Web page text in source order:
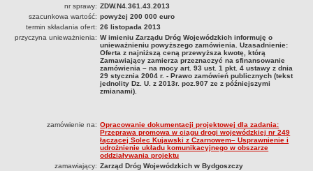
Oświadczenie o zrzeczeniu się prawa do odwołania
DOSTĘP DO INFORMACJI PUBLICZNYCH
SPRAWOZDANIA FINANSOWE
za 2024
PLATFORMA ZAKUPOWA / E-ZAMÓWIENIA / PLATFORMA ZAKUPOWA
nr sprawy: ZDW.N4.361.43.2013
szacunkowa wartość: powyżej 200 000 euro
termin składania ofert: 26 listopada 2013
przyczyna unieważnienia: W imieniu Zarządu Dróg Wojewódzkich informuję o
unieważnieniu powyższego zamówienia. Uzasadnienie:
Oferta z najniższą ceną przewyższa kwotę, którą
Zamawiający zamierza przeznaczyć na sfinansowanie
zamówienia – na mocy art. 93 ust. 1 pkt. 4 ustawy z dnia
29 stycznia 2004 r. - Prawo zamówień publicznych (tekst
jednolity Dz. U. z 2013r. poz.907 ze z późniejszymi
zmianami).
zamówienie na: Opracowanie dokumentacji projektowej dla zadania:
Przeprawa promowa w ciągu drogi wojewódzkiej nr 249
łączącej Solec Kujawski z Czarnowem– Usprawnienie i
udrożnienie układu komunikacyjnego w obszarze
oddziaływania projektu
zamawiający: Zarząd Dróg Wojewódzkich w Bydgoszczy